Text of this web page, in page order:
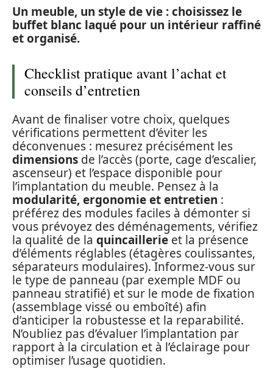
Un meuble, un style de vie : choisissez le
buffet blanc laqué pour un intérieur raffiné
et organisé.
Checklist pratique avant l’achat et
conseils d’entretien
Avant de finaliser votre choix, quelques
vérifications permettent d’éviter les
déconvenues : mesurez précisément les
dimensions de l’accès (porte, cage d’escalier,
ascenseur) et l’espace disponible pour
l’implantation du meuble. Pensez à la
modularité, ergonomie et entretien :
préférez des modules faciles à démonter si
vous prévoyez des déménagements, vérifiez
la qualité de la quincaillerie et la présence
d’éléments réglables (étagères coulissantes,
séparateurs modulaires). Informez-vous sur
le type de panneau (par exemple MDF ou
panneau stratifié) et sur le mode de fixation
(assemblage vissé ou emboîté) afin
d’anticiper la robustesse et la reparabilité.
N’oubliez pas d’évaluer l’implantation par
rapport à la circulation et à l’éclairage pour
optimiser l’usage quotidien.